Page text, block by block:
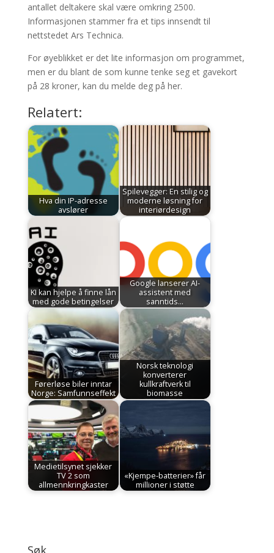
antallet deltakere skal være omkring 2500.
Informasjonen stammer fra et tips innsendt til
nettstedet Ars Technica.
For øyeblikket er det lite informasjon om programmet,
men er du blant de som kunne tenke seg et gavekort
på 28 kroner, kan du melde deg på her.
Relatert:
Hva din IP-adresse
avslører
Spilevegger: En stilig og
moderne løsning for
interiørdesign
KI kan hjelpe å finne lån
med gode betingelser
Google lanserer AI-
assistent med
sanntids…
Førerløse biler inntar
Norge: Samfunnseffekt
Norsk teknologi
konverterer
kullkraftverk til
biomasse
Medietilsynet sjekker
TV 2 som
allmennkringkaster
«Kjempe-batterier» får
millioner i støtte
Søk